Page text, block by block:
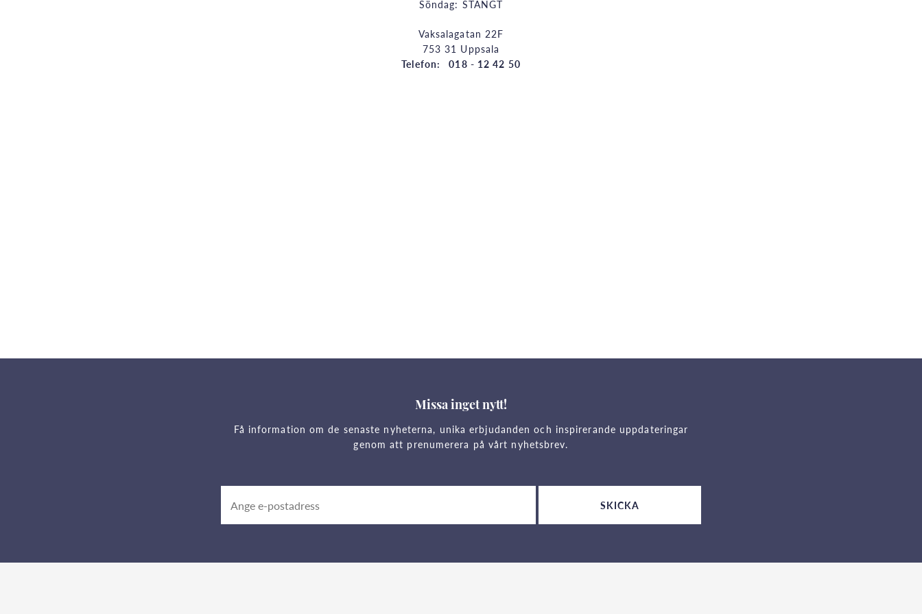
Söndag: STÄNGT
Vaksalagatan 22F
753 31 Uppsala
Telefon: 018 - 12 42 50
Missa inget nytt!
Få information om de senaste nyheterna, unika erbjudanden och inspirerande uppdateringar
genom att prenumerera på vårt nyhetsbrev.
SKICKA